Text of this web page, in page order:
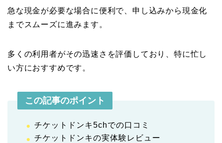
急な現金が必要な場合に便利で、申し込みから現金化
までスムーズに進みます。
多くの利用者がその迅速さを評価しており、特に忙し
い方におすすめです。
この記事のポイント
チケットドンキ5chでの口コミ
チケットドンキの実体験レビュー